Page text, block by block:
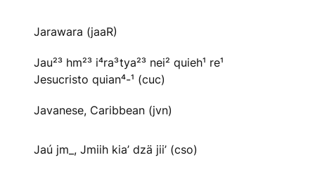
Jarawara (jaaR)
Jau²³ hm²³ i⁴ra³tya²³ nei² quieh¹ re¹
Jesucristo quian⁴-¹ (cuc)
Javanese, Caribbean (jvn)
Jaú jm_, Jmiih kia’ dzä jii’ (cso)